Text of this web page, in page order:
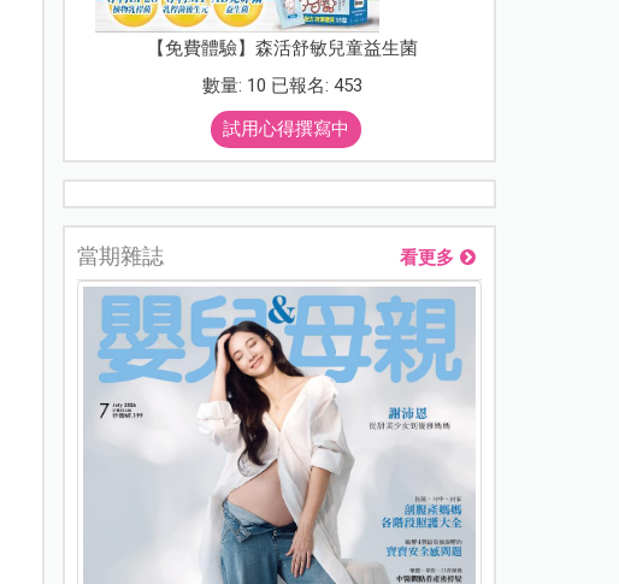
【免費體驗】森活舒敏兒童益生菌
數量: 10 已報名: 453
試用心得撰寫中
當期雜誌 看更多